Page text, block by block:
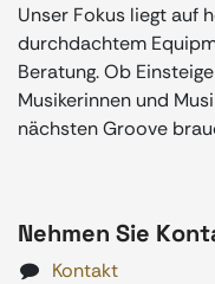
Unser Fokus liegt auf
durchdachtem
Beratung. Ob
Musikerinnen und
nächsten Groove
Nehmen Sie
Kontakt